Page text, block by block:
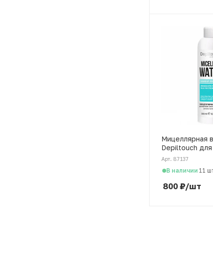
Мицеллярная
Depiltouch для
снятия
Арт. 87137
В наличии 11
800₽/шт